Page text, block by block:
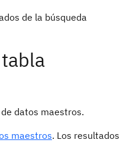
de la búsqueda
datos maestros.
maestros. Los resultados